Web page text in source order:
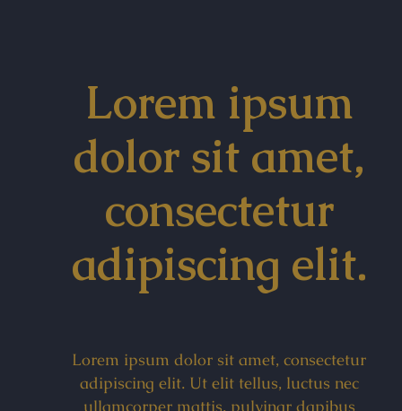
Lorem ipsum
dolor sit amet,
consectetur
adipiscing elit.
Lorem ipsum dolor sit amet, consectetur
adipiscing elit. Ut elit tellus, luctus nec
ullamcorper mattis, pulvinar dapibus